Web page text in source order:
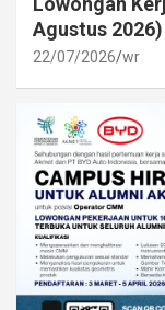
Agustus 2026)
22/07/2026 wr